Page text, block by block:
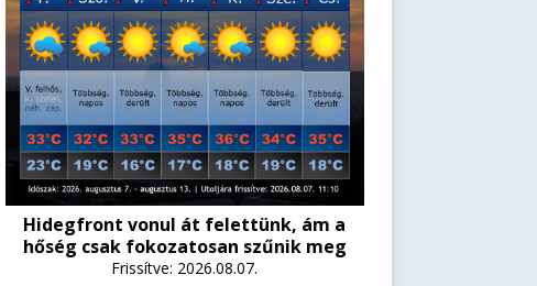
Hidegfront vonul át felettünk, ám a
hőség csak fokozatosan szűnik meg
Frissítve: 2026.08.07.